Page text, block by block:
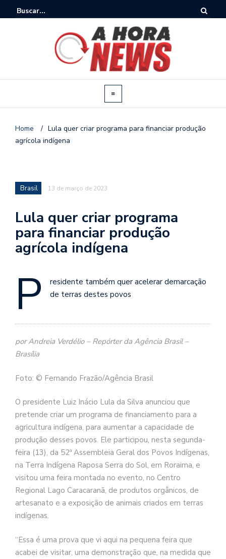
Home / Lula quer criar programa para financiar produção
agrícola indígena
Brasil 13 de março de 2023
Lula quer criar programa
para financiar produção
agrícola indígena
P
residente também quer acelerar demarcação
de terras destes povos
por Andreia Verdélio – Repórter da Agência Brasil –
Brasília
Foto: © Fernando Frazão/Agência Brasil
O presidente Luiz Inácio Lula da Silva anunciou que
pretende criar um programa de financiamento para a
agricultura indígena, para aumentar a capacidade de
produção desses povos. Ele participou, nesta segunda-
feira (13), da 52ª Assembleia Geral dos Povos Indígenas,
na Terra Indígena Raposa Serra do Sol, em Roraima, e
visitou uma feira montada no evento, no Centro
Regional Lago Caracaranã, de produtos orgânicos, de
artesanato e a exposição de animais criados em terras
indígenas.
“Essa é uma prova que vi aqui na pequena feira que
acabei de visitar, uma demonstração que, na medida que